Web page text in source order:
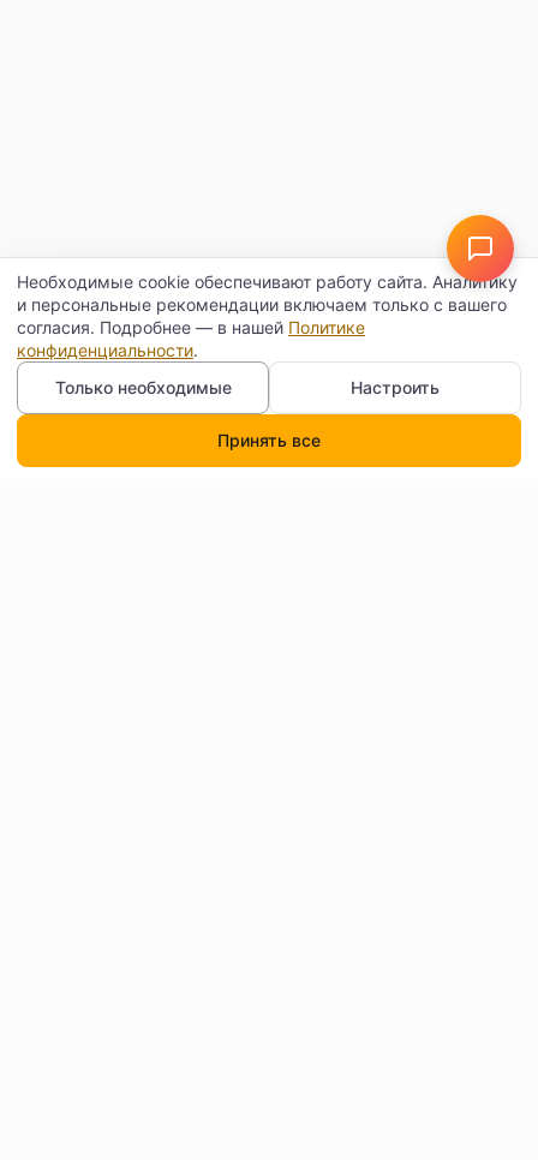
Необходимые cookie обеспечивают работу сайта. Аналитику
и персональные рекомендации включаем только с вашего
согласия. Подробнее — в нашей Политике
конфиденциальности.
Только необходимые
Настроить
Принять все